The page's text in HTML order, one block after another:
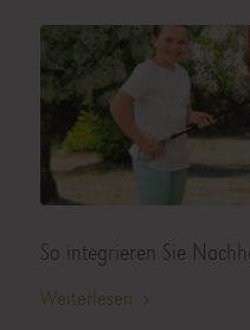
So integrieren Sie
Weiterlesen